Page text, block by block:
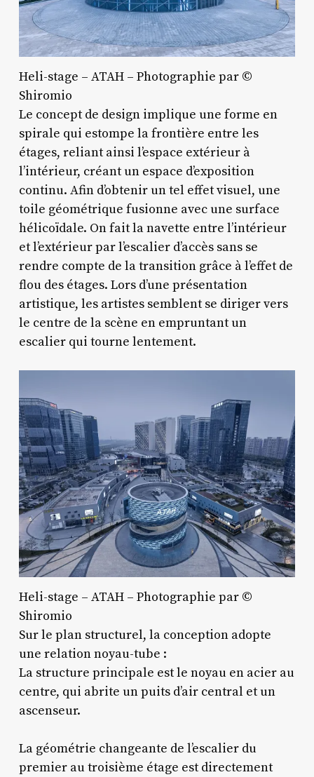
Heli-stage – ATAH – Photographie par ©
Shiromio
Le concept de design implique une forme en
spirale qui estompe la frontière entre les
étages, reliant ainsi l’espace extérieur à
l’intérieur, créant un espace d’exposition
continu. Afin d’obtenir un tel effet visuel, une
toile géométrique fusionne avec une surface
hélicoïdale. On fait la navette entre l’intérieur
et l’extérieur par l’escalier d’accès sans se
rendre compte de la transition grâce à l’effet de
flou des étages. Lors d’une présentation
artistique, les artistes semblent se diriger vers
le centre de la scène en empruntant un
escalier qui tourne lentement.
Heli-stage – ATAH – Photographie par ©
Shiromio
Sur le plan structurel, la conception adopte
une relation noyau-tube :
La structure principale est le noyau en acier au
centre, qui abrite un puits d’air central et un
ascenseur.
La géométrie changeante de l’escalier du
premier au troisième étage est directement